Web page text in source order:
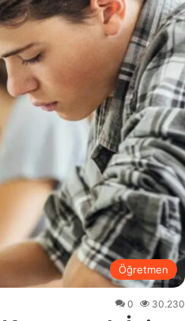
Öğretmen
0 30.230